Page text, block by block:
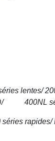
lentes/
400NL
séries